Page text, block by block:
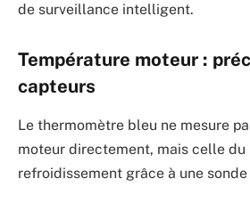
de surveillance intelligent.
Température moteur :
capteurs
Le thermomètre bleu ne mesure
moteur directement, mais celle du
refroidissement grâce à une